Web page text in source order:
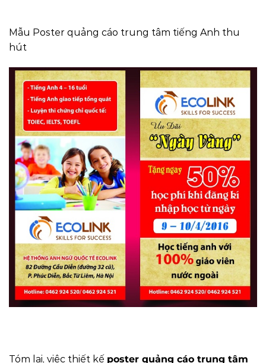
Mẫu Poster quảng cáo trung tâm tiếng Anh thu
hút
Tóm lại, việc thiết kế poster quảng cáo trung tâm